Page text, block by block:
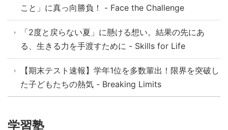
こと」に真っ向勝負！ - Face the Challenge
「2度と戻らない夏」に懸ける想い。結果の先にあ
る、生きる力を手渡すために - Skills for Life
【期末テスト速報】学年1位を多数輩出！限界を突破し
た子どもたちの熱気 - Breaking Limits
学習塾